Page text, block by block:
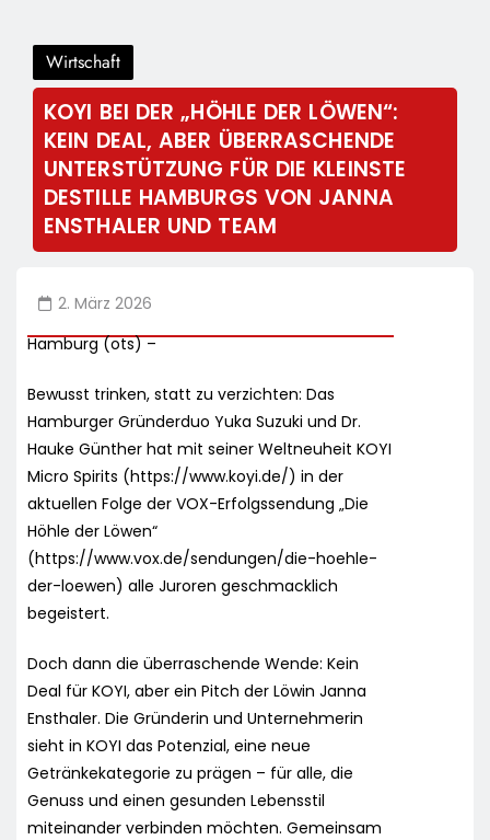
Wirtschaft
KOYI BEI DER „HÖHLE DER LÖWEN“:
KEIN DEAL, ABER ÜBERRASCHENDE
UNTERSTÜTZUNG FÜR DIE KLEINSTE
DESTILLE HAMBURGS VON JANNA
ENSTHALER UND TEAM
2. März 2026
Hamburg (ots) –
Bewusst trinken, statt zu verzichten: Das
Hamburger Gründerduo Yuka Suzuki und Dr.
Hauke Günther hat mit seiner Weltneuheit KOYI
Micro Spirits (https://www.koyi.de/) in der
aktuellen Folge der VOX-Erfolgssendung „Die
Höhle der Löwen“
(https://www.vox.de/sendungen/die-hoehle-
der-loewen) alle Juroren geschmacklich
begeistert.
Doch dann die überraschende Wende: Kein
Deal für KOYI, aber ein Pitch der Löwin Janna
Ensthaler. Die Gründerin und Unternehmerin
sieht in KOYI das Potenzial, eine neue
Getränkekategorie zu prägen – für alle, die
Genuss und einen gesunden Lebensstil
miteinander verbinden möchten. Gemeinsam